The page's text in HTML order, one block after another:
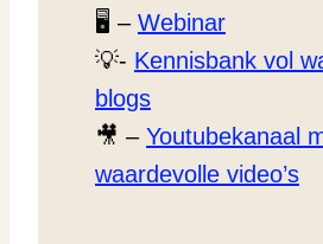
🖥️ – Webinar
💡- Kennisbank vol
blogs
🎥 – Youtubekanaal
waardevolle video’s